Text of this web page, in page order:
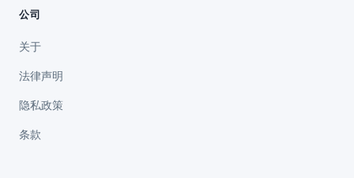
公司
关于
法律声明
隐私政策
条款